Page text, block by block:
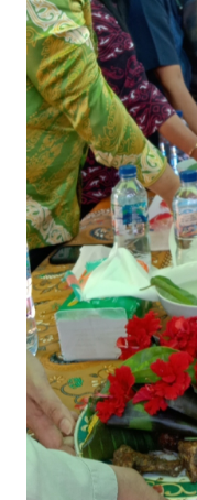
REDAKSI
KARIR
DISCLAIMER
Wahana
News
Regional
WN
SUMUT
WN
JAKARTA
WN